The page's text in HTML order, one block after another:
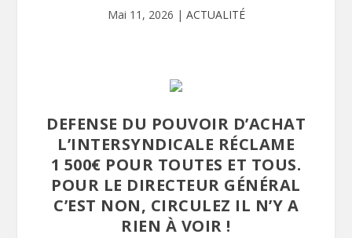
Mai 11, 2026 | ACTUALITÉ
DEFENSE DU POUVOIR D’ACHAT
L’INTERSYNDICALE RÉCLAME
1 500€ POUR TOUTES ET TOUS.
POUR LE DIRECTEUR GÉNÉRAL
C’EST NON, CIRCULEZ IL N’Y A
RIEN À VOIR !